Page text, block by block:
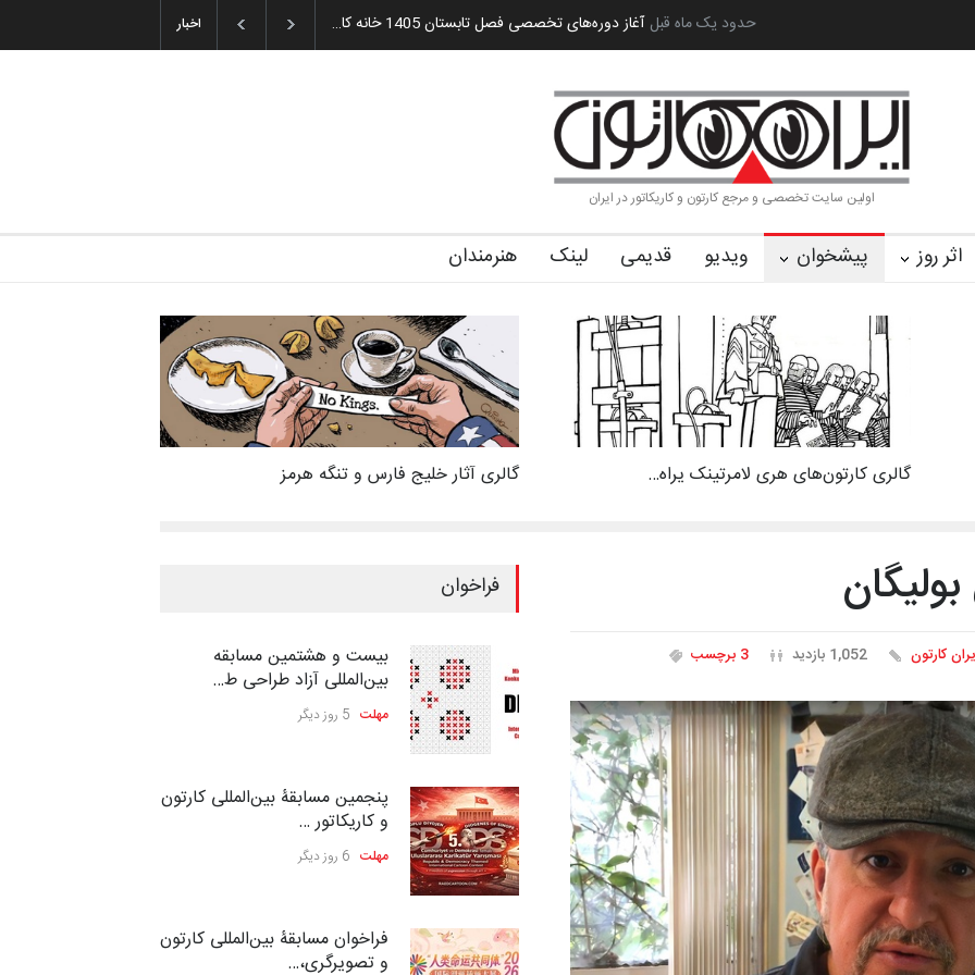
اخبار گزارش تصویری آیین اختتامیه و اهدای جوایز سوم… به یاد اردوغان باشول (۱۹۳۶–۲۰۲۶) بین‌المل… 2 ماه قبل
اولین سایت تخصصی و مرجع کارتون و کاریکاتور در ایران
اثر روز پیشخوان ویدیو قدیمی لینک هنرمندان
گالری آثار خلیج فارس و تنگه هرمز گالری کارتون‌های هری لامرتینک یراه…
کارتون 1,052 بازدید 3 برچسب
فراخوان
بیست و هشتمین مسابقه
بین‌المللی آزاد طراحی ط…
مهلت 5 روز دیگر
پنجمین مسابقۀ بین‌المللی کارتون
و کاریکاتور …
مهلت 6 روز دیگر
فراخوان مسابقۀ بین‌المللی کارتون
و تصویرگری،…